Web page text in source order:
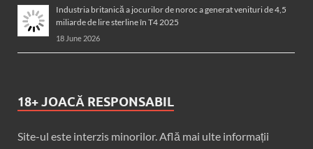
Industria britanică a jocurilor de noroc a generat venituri de 4,5
miliarde de lire sterline în T4 2025
18 June 2026
18+ JOACĂ RESPONSABIL
Site-ul este interzis minorilor. Află mai ulte informații